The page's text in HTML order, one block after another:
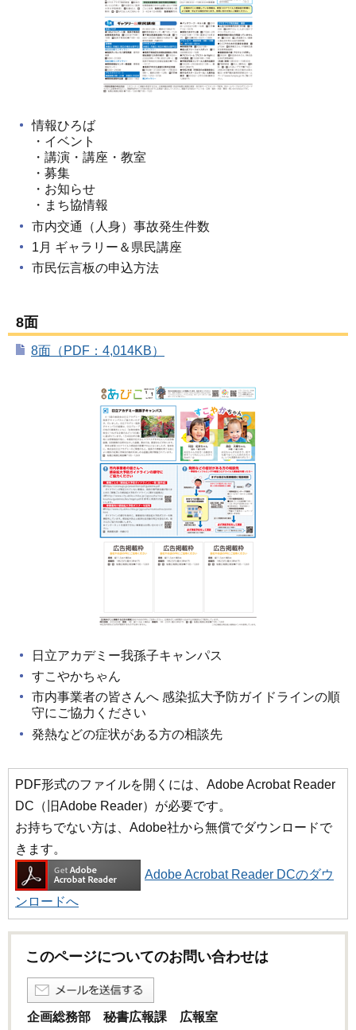
情報ひろば
・イベント
・講演・講座・教室
・募集
・お知らせ
・まち協情報
市内交通（人身）事故発生件数
1月 ギャラリー＆県民講座
市民伝言板の申込方法
8面
8面（PDF：4,014KB）
日立アカデミー我孫子キャンパス
すこやかちゃん
市内事業者の皆さんへ 感染拡大予防ガイドラインの順
守にご協力ください
発熱などの症状がある方の相談先
PDF形式のファイルを開くには、Adobe Acrobat Reader
DC（旧Adobe Reader）が必要です。
お持ちでない方は、Adobe社から無償でダウンロードで
きます。
Adobe Acrobat Reader DCのダウ
ンロードへ
このページについてのお問い合わせは
企画総務部 秘書広報課 広報室